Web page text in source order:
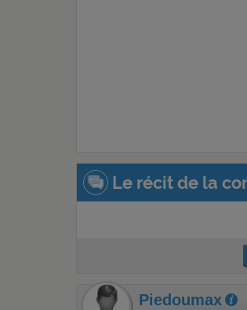
Le récit de la
Piedoumax